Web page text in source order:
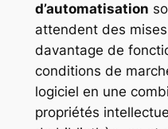
d’automatisation
attendent des
davantage de
conditions de
logiciel en une
propriétés